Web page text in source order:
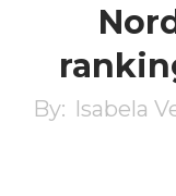
By: Isabela